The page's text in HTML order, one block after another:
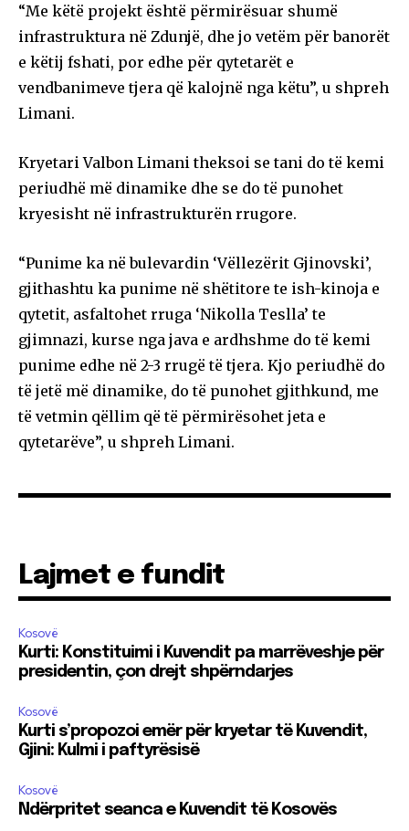
“Me këtë projekt është përmirësuar shumë
infrastruktura në Zdunjë, dhe jo vetëm për banorët
e këtij fshati, por edhe për qytetarët e
vendbanimeve tjera që kalojnë nga këtu”, u shpreh
Limani.
Kryetari Valbon Limani theksoi se tani do të kemi
periudhë më dinamike dhe se do të punohet
kryesisht në infrastrukturën rrugore.
“Punime ka në bulevardin ‘Vëllezërit Gjinovski’,
gjithashtu ka punime në shëtitore te ish-kinoja e
qytetit, asfaltohet rruga ‘Nikolla Teslla’ te
gjimnazi, kurse nga java e ardhshme do të kemi
punime edhe në 2-3 rrugë të tjera. Kjo periudhë do
të jetë më dinamike, do të punohet gjithkund, me
të vetmin qëllim që të përmirësohet jeta e
qytetarëve”, u shpreh Limani.
Lajmet e fundit
Kosovë
Kurti: Konstituimi i Kuvendit pa marrëveshje për
presidentin, çon drejt shpërndarjes
Kosovë
Kurti s’propozoi emër për kryetar të Kuvendit,
Gjini: Kulmi i paftyrësisë
Kosovë
Ndërpritet seanca e Kuvendit të Kosovës